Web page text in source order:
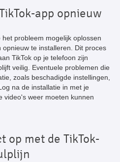
app opnieuw
probleem mogelijk oplossen
opnieuw te installeren. Dit proces
TikTok op je telefoon zijn
veilig. Eventuele problemen die
zoals beschadigde instellingen,
na de installatie in met je
video's weer moeten kunnen
op met de TikTok-